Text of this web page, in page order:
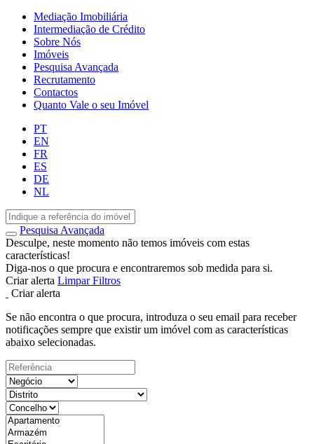
Mediação Imobiliária
Intermediação de Crédito
Sobre Nós
Imóveis
Pesquisa Avançada
Recrutamento
Contactos
Quanto Vale o seu Imóvel
PT
EN
FR
ES
DE
NL
Pesquisa Avançada
Desculpe, neste momento não temos imóveis com estas
características!
Diga-nos o que procura e encontraremos sob medida para si.
Criar alerta Limpar Filtros
Criar alerta
Se não encontra o que procura, introduza o seu email para receber
notificações sempre que existir um imóvel com as características
abaixo selecionadas.